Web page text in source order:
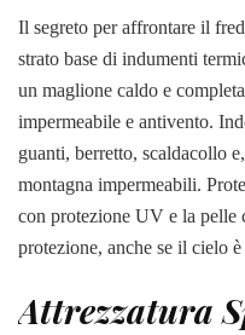
Il segreto per affrontare il
strato base di indumenti
un maglione caldo e
impermeabile e antivento.
guanti, berretto, scaldacollo
montagna impermeabili.
con protezione UV e la pelle
protezione, anche se il cielo
Attrezzatura